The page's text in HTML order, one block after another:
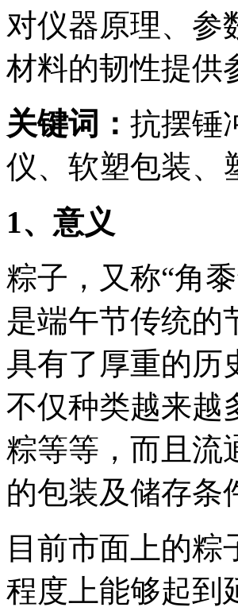
对仪器原理、参
材料的韧性提供
关键词： 抗摆锤
仪、软塑包装、
1、意义
粽子，又称“角
是端午节传统的
具有了厚重的历
不仅种类越来越
粽等等，而且流
的包装及储存条
目前市面上的
程度上能够起到